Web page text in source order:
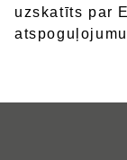
uzskatīts par